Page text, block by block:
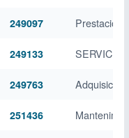
249097 Prestación
249133 SERVICIO
249763
251436